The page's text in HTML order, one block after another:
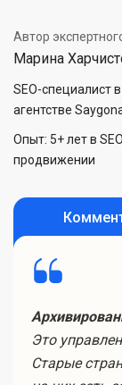
Автор
Марина
SEO-специалист
агентстве
Опыт: 5+ лет в
продвижении
Это
Старые